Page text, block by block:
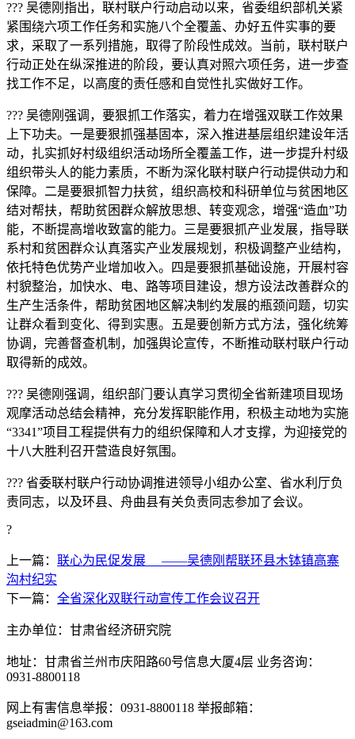
??? 吴德刚指出，联村联户行动启动以来，省委组织部机关紧
紧围绕六项工作任务和实施八个全覆盖、办好五件实事的要
求，采取了一系列措施，取得了阶段性成效。当前，联村联户
行动正处在纵深推进的阶段，要认真对照六项任务，进一步查
找工作不足，以高度的责任感和自觉性扎实做好工作。
??? 吴德刚强调，要狠抓工作落实，着力在增强双联工作效果
上下功夫。一是要狠抓强基固本，深入推进基层组织建设年活
动，扎实抓好村级组织活动场所全覆盖工作，进一步提升村级
组织带头人的能力素质，不断为深化联村联户行动提供动力和
保障。二是要狠抓智力扶贫，组织高校和科研单位与贫困地区
结对帮扶，帮助贫困群众解放思想、转变观念，增强“造血”功
能，不断提高增收致富的能力。三是要狠抓产业发展，指导联
系村和贫困群众认真落实产业发展规划，积极调整产业结构，
依托特色优势产业增加收入。四是要狠抓基础设施，开展村容
村貌整治，加快水、电、路等项目建设，想方设法改善群众的
生产生活条件，帮助贫困地区解决制约发展的瓶颈问题，切实
让群众看到变化、得到实惠。五是要创新方式方法，强化统筹
协调，完善督查机制，加强舆论宣传，不断推动联村联户行动
取得新的成效。
??? 吴德刚强调，组织部门要认真学习贯彻全省新建项目现场
观摩活动总结会精神，充分发挥职能作用，积极主动地为实施
“3341”项目工程提供有力的组织保障和人才支撑，为迎接党的
十八大胜利召开营造良好氛围。
??? 省委联村联户行动协调推进领导小组办公室、省水利厅负
责同志，以及环县、舟曲县有关负责同志参加了会议。
?
上一篇： 联心为民促发展 ——吴德刚帮联环县木钵镇高寨
沟村纪实
下一篇： 全省深化双联行动宣传工作会议召开
主办单位：甘肃省经济研究院
地址：甘肃省兰州市庆阳路60号信息大厦4层 业务咨询：
0931-8800118
网上有害信息举报：0931-8800118 举报邮箱：
gseiadmin@163.com